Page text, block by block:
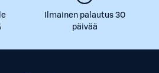
Ilmainen palautus 30
päivää